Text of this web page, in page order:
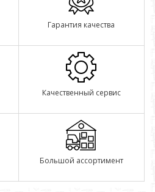
Гарантия качества
Качественный сервис
Большой ассортимент